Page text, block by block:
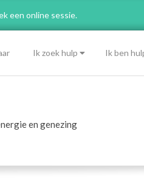
een online sessie.
Ik zoek hulp Ik ben
en genezing